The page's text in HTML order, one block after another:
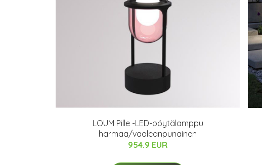
LOUM Pille -LED-pöytälamppu
harmaa/vaaleanpunainen
954.9 EUR